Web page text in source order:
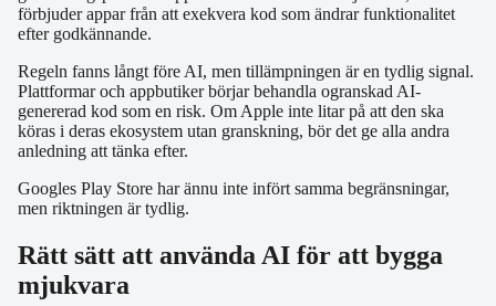
förbjuder appar från att exekvera kod som ändrar funktionalitet
efter godkännande.
Regeln fanns långt före AI, men tillämpningen är en tydlig signal.
Plattformar och appbutiker börjar behandla ogranskad AI-
genererad kod som en risk. Om Apple inte litar på att den ska
köras i deras ekosystem utan granskning, bör det ge alla andra
anledning att tänka efter.
Googles Play Store har ännu inte infört samma begränsningar,
men riktningen är tydlig.
Rätt sätt att använda AI för att bygga
mjukvara